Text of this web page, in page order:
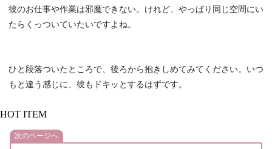
彼のお仕事や作業は邪魔できない。けれど、やっぱり同じ空間にい
たらくっついていたいですよね。
ひと段落ついたところで、後ろから抱きしめてみてください。いつ
もと違う感じに、彼もドキッとするはずです。
HOT ITEM
次のページへ